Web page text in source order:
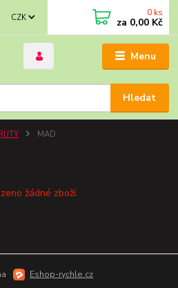
Menu
CZK
Hledat
0 ks
za 0,00 Kč
MAD
žádné zboží.
Eshop-rychle.cz